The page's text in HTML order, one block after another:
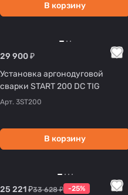
В корзину
29 900 ₽
Установка аргонодуговой
сварки START 200 DC TIG
Арт. 3ST200
В корзину
25 221 ₽33 628 ₽ -25%